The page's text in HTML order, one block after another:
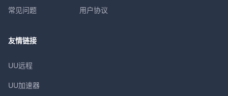
常见问题 用户协议
友情链接
UU远程
UU加速器